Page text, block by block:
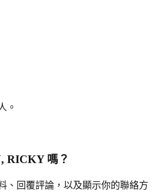
。
RICKY嗎？
、回覆評論，以及顯示你的聯絡方